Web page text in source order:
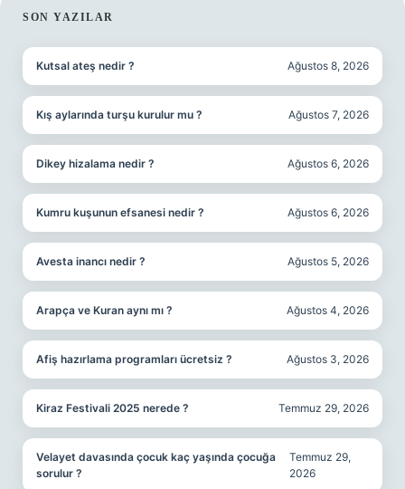
SIDEBAR
SON YAZILAR
Kutsal ateş nedir ? Ağustos 8, 2026
Kış aylarında turşu kurulur mu ? Ağustos 7, 2026
Dikey hizalama nedir ? Ağustos 6, 2026
Kumru kuşunun efsanesi nedir ? Ağustos 6, 2026
Avesta inancı nedir ? Ağustos 5, 2026
Arapça ve Kuran aynı mı ? Ağustos 4, 2026
Afiş hazırlama programları ücretsiz ? Ağustos 3, 2026
Kiraz Festivali 2025 nerede ? Temmuz 29, 2026
Velayet davasında çocuk kaç yaşında çocuğa
sorulur ?
Temmuz 29,
2026